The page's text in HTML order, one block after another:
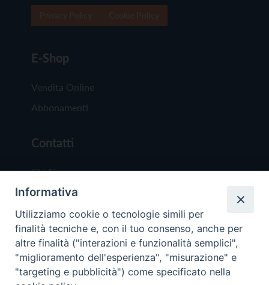
E-Shop
Vendita Online
Abbonamenti
Contatti
Chi Siamo
Redazione
Scrivici
Informativa
Utilizziamo cookie o tecnologie simili per
finalità tecniche e, con il tuo consenso, anche per
altre finalità ("interazioni e funzionalità semplici",
"miglioramento dell'esperienza", "misurazione" e
"targeting e pubblicità") come specificato nella